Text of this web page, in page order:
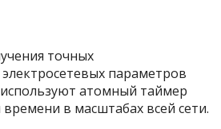
точных
параметров
атомный таймер
в масштабах всей сети.